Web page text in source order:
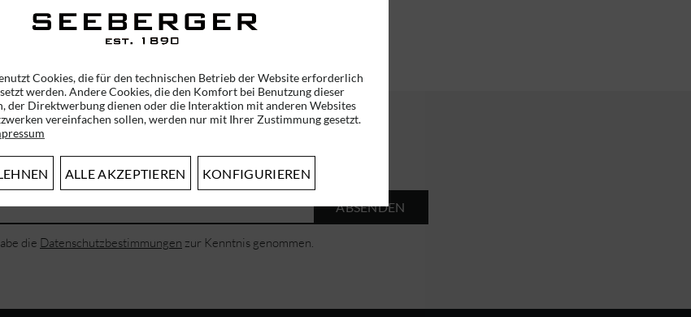
ABSENDEN
die Datenschutzbestimmungen zur Kenntnis genommen.
Cookies, die für den technischen Betrieb der Website erforderlich
werden. Andere Cookies, die den Komfort bei Benutzung dieser
der Direktwerbung dienen oder die Interaktion mit anderen Websites
vereinfachen sollen, werden nur mit Ihrer Zustimmung gesetzt.
ALLE AKZEPTIEREN KONFIGURIEREN